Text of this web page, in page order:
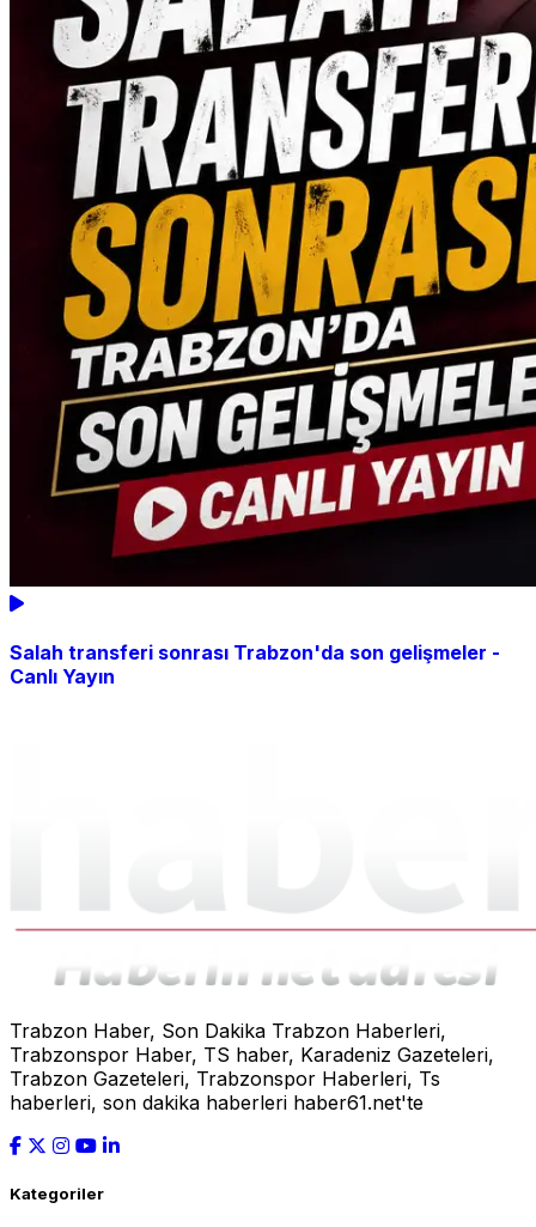
Salah transferi sonrası Trabzon'da son gelişmeler -
Canlı Yayın
Trabzon Haber, Son Dakika Trabzon Haberleri,
Trabzonspor Haber, TS haber, Karadeniz Gazeteleri,
Trabzon Gazeteleri, Trabzonspor Haberleri, Ts
haberleri, son dakika haberleri haber61.net'te
Kategoriler